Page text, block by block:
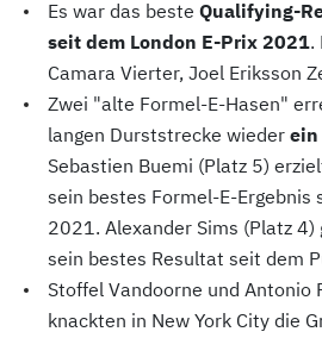
Es war das beste Qualifying-
seit dem London E-Prix 2021.
Camara Vierter, Joel Eriksson
Zwei "alte Formel-E-Hasen"
langen Durststrecke wieder ein
Sebastien Buemi (Platz 5)
sein bestes Formel-E-Ergebnis
2021. Alexander Sims (Platz 4)
sein bestes Resultat seit dem
Stoffel Vandoorne und Antonio
knackten in New York City die